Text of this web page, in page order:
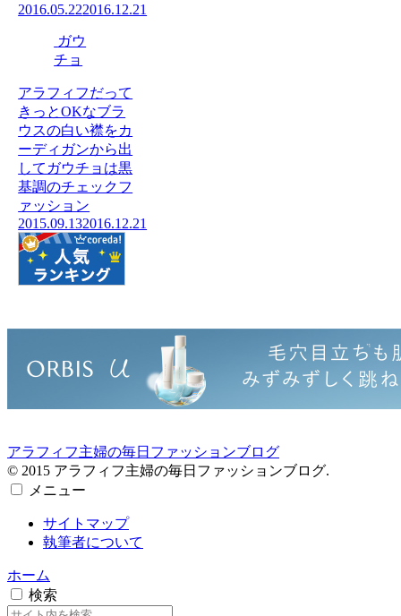
2016.05.222016.12.21
ガウ
チョ
アラフィフだって
きっとOKなブラ
ウスの白い襟をカ
ーディガンから出
してガウチョは黒
基調のチェックフ
ァッション
2015.09.132016.12.21
アラフィフ主婦の毎日ファッションブログ
© 2015 アラフィフ主婦の毎日ファッションブログ.
メニュー
サイトマップ
執筆者について
ホーム
検索